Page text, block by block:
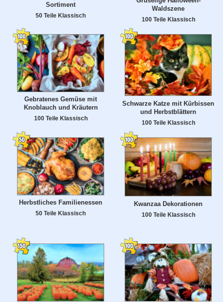
Sortiment
50 Teile Klassisch
Waldszene
100 Teile Klassisch
Gebratenes Gemüse mit
Knoblauch und Kräutern
100 Teile Klassisch
Schwarze Katze mit Kürbissen
und Herbstblättern
100 Teile Klassisch
Herbstliches Familienessen
50 Teile Klassisch
Kwanzaa Dekorationen
100 Teile Klassisch